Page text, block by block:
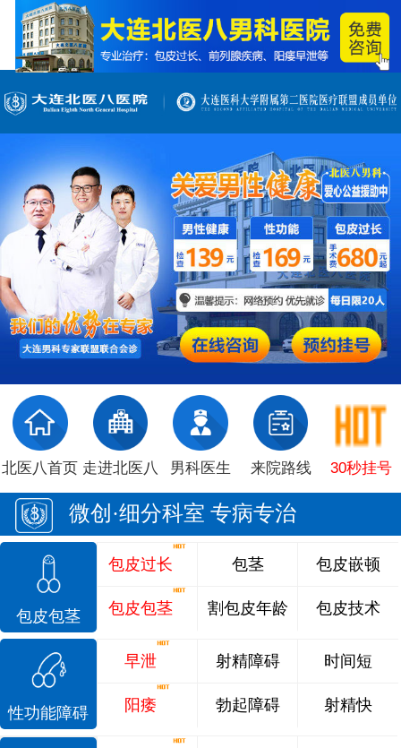
北医八首页 走进北医八 男科医生 来院路线 30秒挂号
微创·细分科室 专病专治
包皮包茎
包皮过长
包皮包茎
包茎
割包皮年龄
包皮嵌顿
包皮技术
性功能障碍
早泄
阳痿
射精障碍
勃起障碍
时间短
射精快